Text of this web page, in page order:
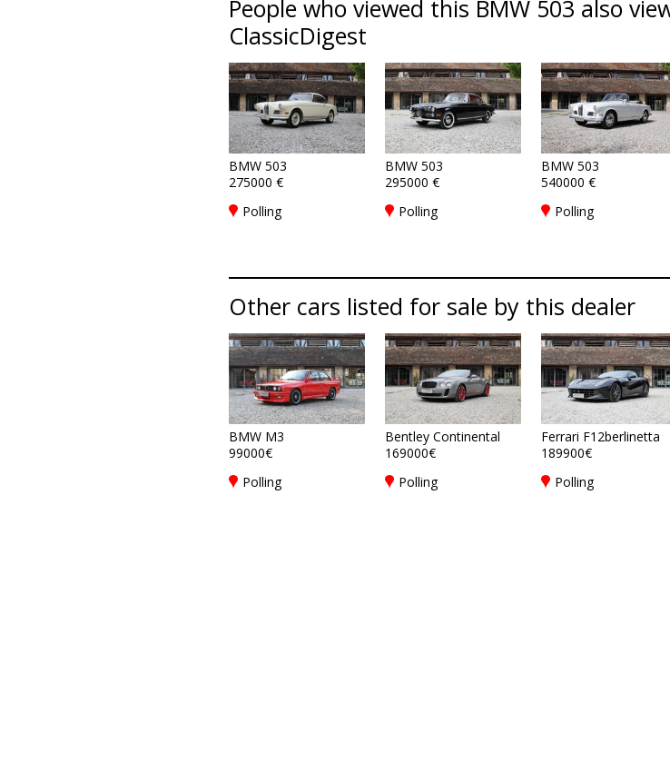
People who viewed this BMW 503 also
ClassicDigest
BMW 503
275000 €
Polling
BMW 503
295000 €
Polling
BMW 503
540000 €
Polling
Other cars listed for sale by this dealer
BMW M3
99000€
Polling
Bentley Continental
169000€
Polling
Ferrari F12berlinetta
189900€
Polling